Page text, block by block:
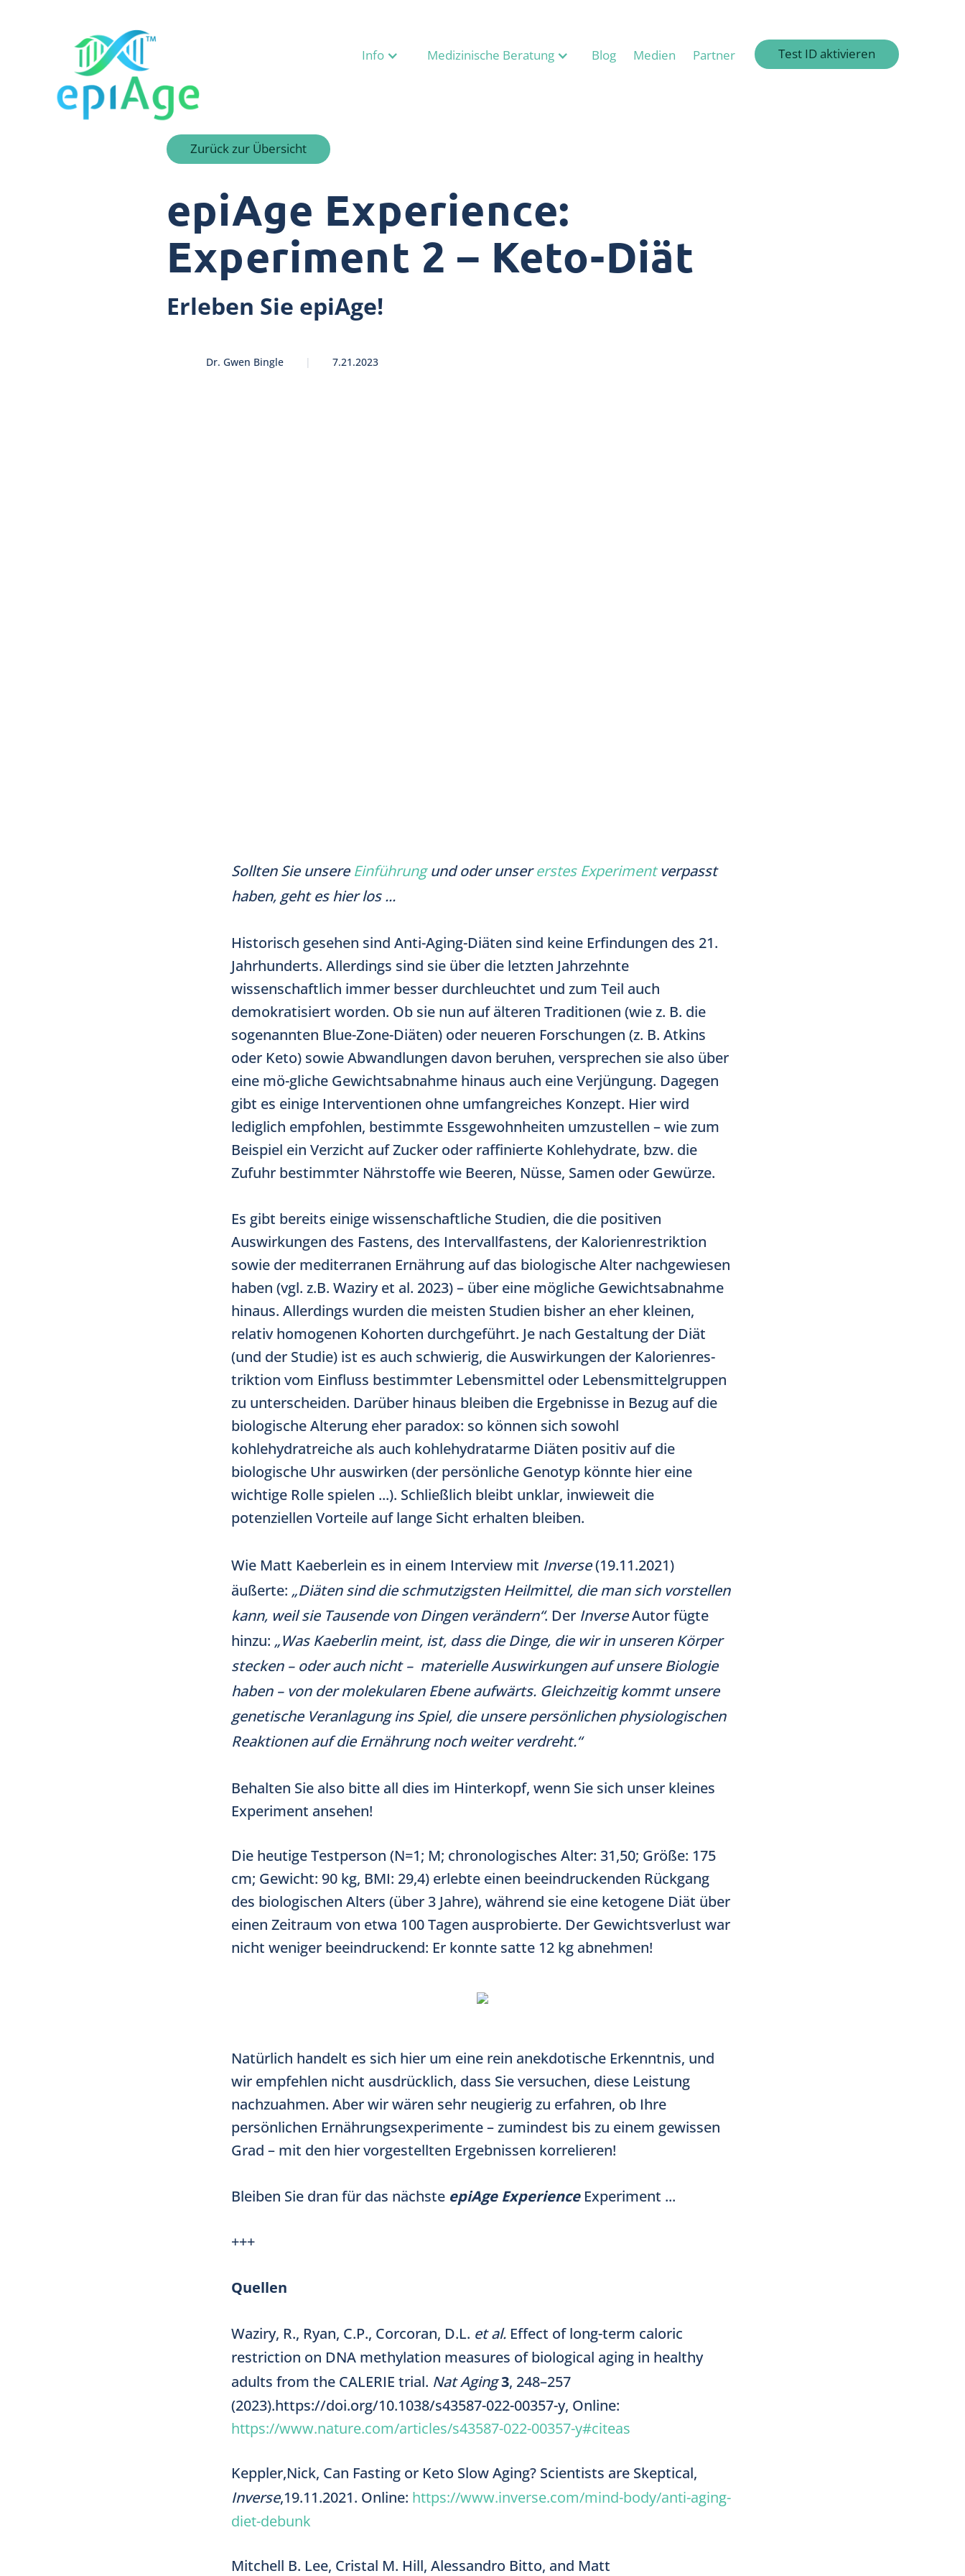
Info Medizinische Beratung Blog Medien Partner Test ID aktivieren
Zurück zur Übersicht
epiAge Experience:
Experiment 2 – Keto-Diät
Erleben Sie epiAge!
Dr. Gwen Bingle | 7.21.2023
Sollten Sie unsere Einführungund oder unsererstes Experimentverpasst
haben, geht es hier los ...
Historisch gesehen sind Anti-Aging-Diäten sind keine Erfindungen des 21.
Jahrhunderts. Allerdings sind sie über die letzten Jahrzehnte
wissenschaftlich immer besser durchleuchtet und zum Teil auch
demokratisiert worden. Ob sie nun auf älteren Traditionen (wie z. B. die
sogenannten Blue-Zone-Diäten) oder neueren Forschungen (z. B. Atkins
oder Keto) sowie Abwandlungen davon beruhen, versprechen sie also über
eine mö-gliche Gewichtsabnahme hinaus auch eine Verjüngung. Dagegen
gibt es einige Interventionen ohne umfangreiches Konzept. Hier wird
lediglich empfohlen, bestimmte Essgewohnheiten umzustellen – wie zum
Beispiel ein Verzicht auf Zucker oder raffinierte Kohlehydrate, bzw. die
Zufuhr bestimmter Nährstoffe wie Beeren, Nüsse, Samen oder Gewürze.
Es gibt bereits einige wissenschaftliche Studien, die die positiven
Auswirkungen des Fastens, des Intervallfastens, der Kalorienrestriktion
sowie der mediterranen Ernährung auf das biologische Alter nachgewiesen
haben (vgl. z.B. Waziry et al. 2023) – über eine mögliche Gewichtsabnahme
hinaus. Allerdings wurden die meisten Studien bisher an eher kleinen,
relativ homogenen Kohorten durchgeführt. Je nach Gestaltung der Diät
(und der Studie) ist es auch schwierig, die Auswirkungen der Kalorienres-
triktion vom Einfluss bestimmter Lebensmittel oder Lebensmittelgruppen
zu unterscheiden. Darüber hinaus bleiben die Ergebnisse in Bezug auf die
biologische Alterung eher paradox: so können sich sowohl
kohlehydratreiche als auch kohlehydratarme Diäten positiv auf die
biologische Uhr auswirken (der persönliche Genotyp könnte hier eine
wichtige Rolle spielen ...). Schließlich bleibt unklar, inwieweit die
potenziellen Vorteile auf lange Sicht erhalten bleiben.
Wie Matt Kaeberlein es in einem Interview mit Inverse(19.11.2021)
äußerte: „Diäten sind die schmutzigsten Heilmittel, die man sich vorstellen
kann, weil sie Tausende von Dingen verändern“. Der InverseAutor fügte
hinzu: „Was Kaeberlin meint, ist, dass die Dinge, die wir in unseren Körper
stecken – oder auch nicht – materielle Auswirkungen auf unsere Biologie
haben – von der molekularen Ebene aufwärts. Gleichzeitig kommt unsere
genetische Veranlagung ins Spiel, die unsere persönlichen physiologischen
Reaktionen auf die Ernährung noch weiter verdreht.“
Behalten Sie also bitte all dies im Hinterkopf, wenn Sie sich unser kleines
Experiment ansehen!
Die heutige Testperson (N=1; M; chronologisches Alter: 31,50; Größe: 175
cm; Gewicht: 90 kg, BMI: 29,4) erlebte einen beeindruckenden Rückgang
des biologischen Alters (über 3 Jahre), während sie eine ketogene Diät über
einen Zeitraum von etwa 100 Tagen ausprobierte. Der Gewichtsverlust war
nicht weniger beeindruckend: Er konnte satte 12 kg abnehmen!
Natürlich handelt es sich hier um eine rein anekdotische Erkenntnis, und
wir empfehlen nicht ausdrücklich, dass Sie versuchen, diese Leistung
nachzuahmen. Aber wir wären sehr neugierig zu erfahren, ob Ihre
persönlichen Ernährungsexperimente – zumindest bis zu einem gewissen
Grad – mit den hier vorgestellten Ergebnissen korrelieren!
Bleiben Sie dran für das nächste epiAge ExperienceExperiment ...
+++
Quellen
Waziry, R., Ryan, C.P., Corcoran, D.L. et al. Effect of long-term caloric
restriction on DNA methylation measures of biological aging in healthy
adults from the CALERIE trial. Nat Aging3, 248–257
(2023).https://doi.org/10.1038/s43587-022-00357-y, Online:
https://www.nature.com/articles/s43587-022-00357-y#citeas
Keppler,Nick, Can Fasting or Keto Slow Aging? Scientists are Skeptical,
Inverse,19.11.2021. Online: https://www.inverse.com/mind-body/anti-aging-
diet-debunk
Mitchell B. Lee, Cristal M. Hill, Alessandro Bitto, and Matt